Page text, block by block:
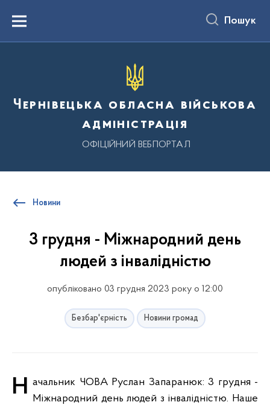
вмістуMenu Пошук
Чернівецька обласна військова
адміністрація
ОФІЦІЙНИЙ ВЕБПОРТАЛ
Новини
3 грудня - Міжнародний день
людей з інвалідністю
опубліковано 03 грудня 2023 року о 12:00
Безбар'єрність Новини громад
Начальник ЧОВА Руслан Запаранюк: 3 грудня - Міжнародний день людей з інвалідністю. Наше